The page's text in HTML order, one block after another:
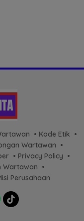
Kode Etik
Wartawan
Privacy Policy
Wartawan
Perusahaan